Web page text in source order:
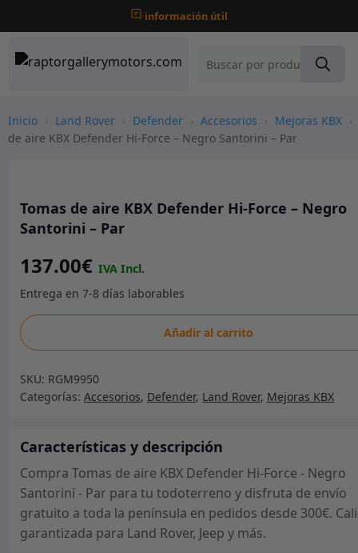
información útil
Inicio › Land Rover › Defender › Accesorios › Mejoras KBX ›
de aire KBX Defender Hi-Force – Negro Santorini – Par
Tomas de aire KBX Defender Hi-Force – Negro
Santorini – Par
137.00€
Tomas
de
KBX
Defender
Force
Negro
Santorini
-
Par
Añadir al carrito
SKU: RGM9950
Categorías: Accesorios, Defender, Land Rover, Mejoras KBX
Características y descripción
Compra Tomas de aire KBX Defender Hi-Force - Negro
Santorini - Par para tu todoterreno y disfruta de envío
gratuito a toda la península en pedidos desde 300€.
garantizada para Land Rover, Jeep y más.